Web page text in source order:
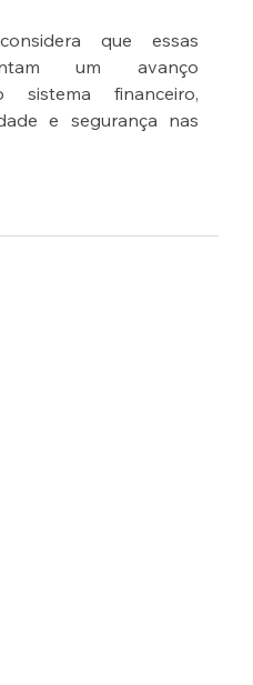
que essas
um avanço
financeiro,
e segurança nas